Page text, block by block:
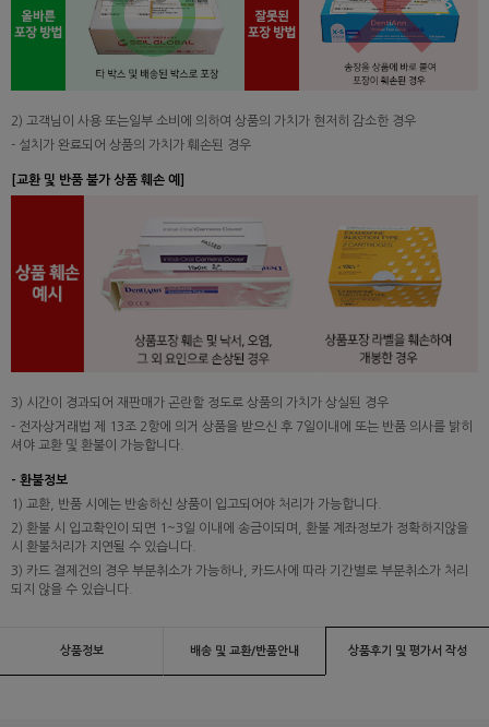
2) 고객님이 사용 또는일부 소비에 의하여 상품의 가치가 현저히 감소한 경우
- 설치가 완료되어 상품의 가치가 훼손된 경우
[교환 및 반품 불가 상품 훼손 예]
3) 시간이 경과되어 재판매가 곤란할 정도로 상품의 가치가 상실된 경우
- 전자상거래법 제 13조 2항에 의거 상품을 받으신 후 7일이내에 또는 반품 의사를 밝히
셔야 교환 및 환불이 가능합니다.
- 환불정보
1) 교환, 반품 시에는 반송하신 상품이 입고되어야 처리가 가능합니다.
2) 환불 시 입고확인이 되면 1~3일 이내에 송금이되며, 환불 계좌정보가 정확하지않을
시 환불처리가 지연될 수 있습니다.
3) 카드 결제건의 경우 부분취소가 가능하나, 카드사에 따라 기간별로 부분취소가 처리
되지 않을 수 있습니다.
상품정보 배송 및 교환/반품안내 상품후기 및 평가서 작성